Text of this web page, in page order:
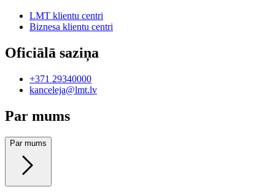
LMT klientu centri
Biznesa klientu centri
Oficiālā saziņa
+371 29340000
kanceleja@lmt.lv
Par mums
Par mums